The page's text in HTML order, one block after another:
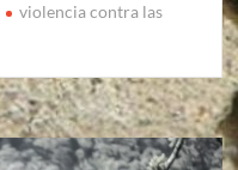
violencia contra las